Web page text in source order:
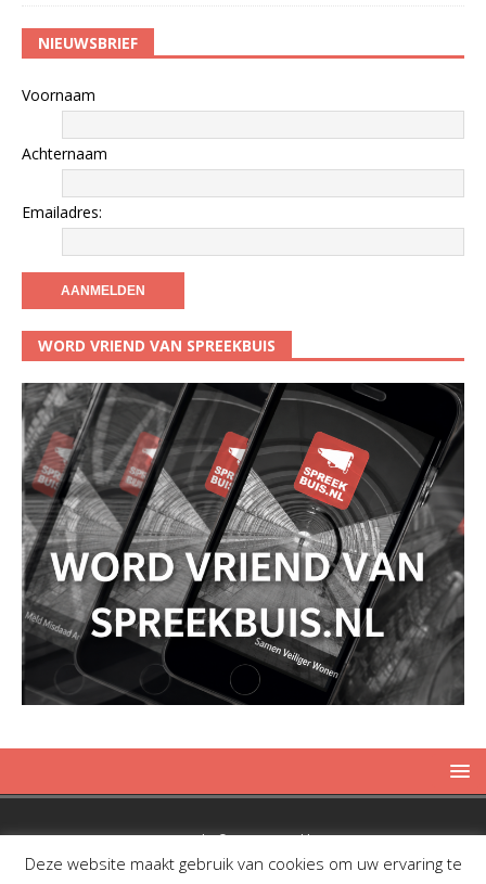
NIEUWSBRIEF
Voornaam
Achternaam
Emailadres:
WORD VRIEND VAN SPREEKBUIS
Copyright © 2019 Spreekbuis
Deze website maakt gebruik van cookies om uw ervaring te